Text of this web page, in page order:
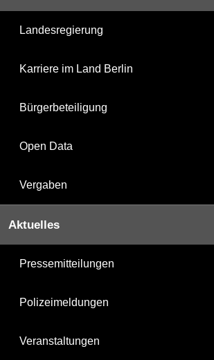
Landesregierung
Karriere im Land Berlin
Bürgerbeteiligung
Open Data
Vergaben
Aktuelles
Pressemitteilungen
Polizeimeldungen
Veranstaltungen